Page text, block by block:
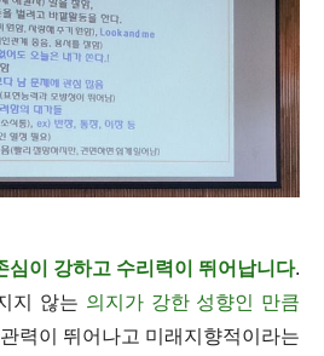
심이 강하고 수리력이 뛰어납니다.
지 않는 의지가 강한 성향인 만큼
력이 뛰어나고 미래지향적이라는